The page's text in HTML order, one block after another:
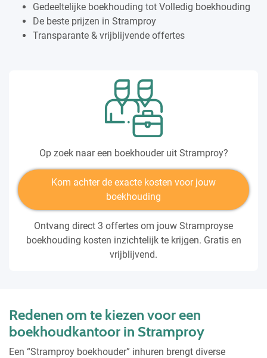
Gedeeltelijke boekhouding tot Volledig boekhouding
De beste prijzen in Stramproy
Transparante & vrijblijvende offertes
Op zoek naar een boekhouder uit Stramproy?
Kom achter de exacte kosten voor jouw
boekhouding
Ontvang direct 3 offertes om jouw Stramproyse
boekhouding kosten inzichtelijk te krijgen. Gratis en
vrijblijvend.
Redenen om te kiezen voor een
boekhoudkantoor in Stramproy
Een “Stramproy boekhouder” inhuren brengt diverse